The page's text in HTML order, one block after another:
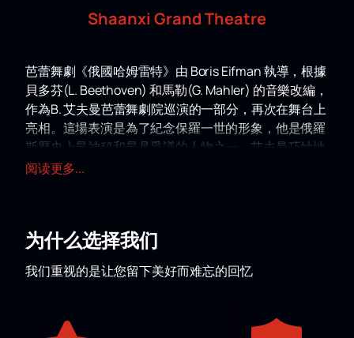
Shaanxi Grand Theatre
芭蕾舞劇《俄國哈姆雷特》由 Boris Eifman 執導，根據
貝多芬(L. Beethoven) 和馬勒(G. Mahler) 的音樂改編，
作為B. 艾夫曼芭蕾舞劇院巡演的一部分，再次在舞台上
亮相。這場表演是為了紀念保羅一世的形象，他是俄羅
斯歷史上最神秘和最具爭議的人物之一。艾夫曼巧妙地
描繪了這位非凡人物與充滿敵意的世界的悲慘對抗。該
其建築和技術設備而聞名，可實現最複雜的編舞和舞台
解決方案。這個文化中心已經舉辦過世界領先團體的演
出，即將到來的 B. 艾夫曼芭蕾舞劇院巡迴演出有望成為
在成立 40 週年之際，艾夫曼劇院將重演 20 世紀 90 年
阅读更多...
为什么选择我们
我们重视的是让您留下美好而难忘的回忆